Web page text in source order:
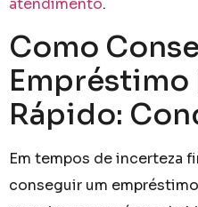
Como
Empréstimo
Rápido:
Em tempos de incerteza
conseguir um